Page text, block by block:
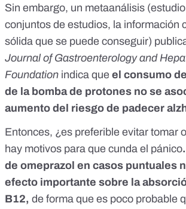
Sin embargo, un metaanálisis
conjuntos de estudios, la información
sólida que se puede conseguir)
Journal of Gastroenterology and
Foundation indica que el consumo
de la bomba de protones no se
aumento del riesgo de padecer
Entonces, ¿es preferible evitar tomar
hay motivos para que cunda el pánico.
de omeprazol en casos puntuales
efecto importante sobre la
B12, de forma que es poco probable